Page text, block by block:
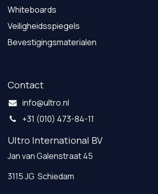
Whiteboards
Veiligheidsspiegels
Bevestigingsmaterialen
Contact
info@ultro.nl
+31 (010) 473-84-11
Ultro International BV
Jan van Galenstraat 45
3115 JG Schiedam